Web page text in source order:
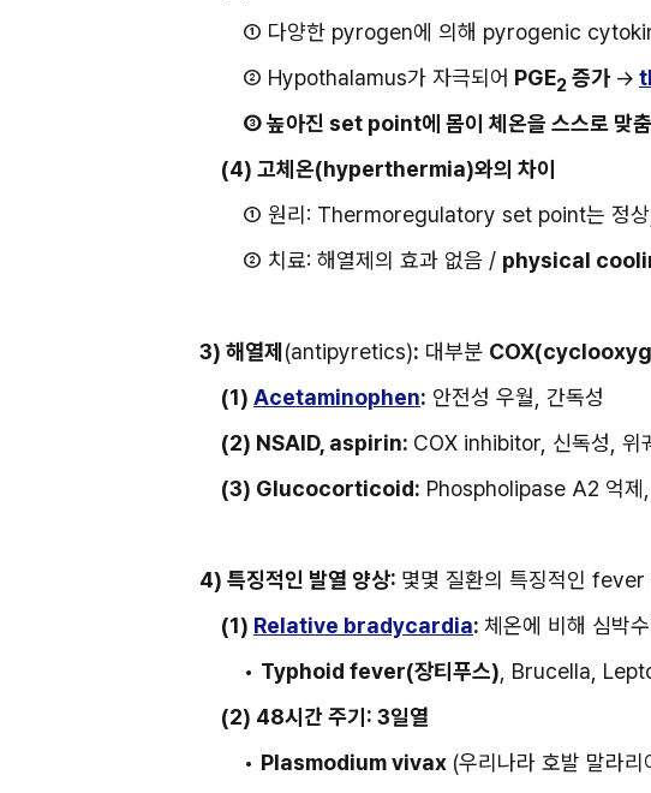
① 다양한 pyrogen에 의해 pyrogenic
② Hypothalamus가 자극되어 PGE2 증가 →
③ 높아진 set point에 몸이 체온을 스스로 맞춤
(4) 고체온(hyperthermia)와의 차이
① 원리: Thermoregulatory set point는 정상,
② 치료: 해열제의 효과 없음 / physical
3) 해열제 (antipyretics): 대부분
(1) Acetaminophen: 안전성 우월, 간독성
(2) NSAID, aspirin: COX inhibitor, 신독성, 위
(3) Glucocorticoid: Phospholipase A2 억
4) 특징적인 발열 양상: 몇몇 질환의 특징적인
(1) Relative bradycardia: 체온에 비해 심박
• Typhoid fever(장티푸스) , Brucella,
(2) 48시간 주기: 3일열
• Plasmodium vivax (우리나라 호발 말라리